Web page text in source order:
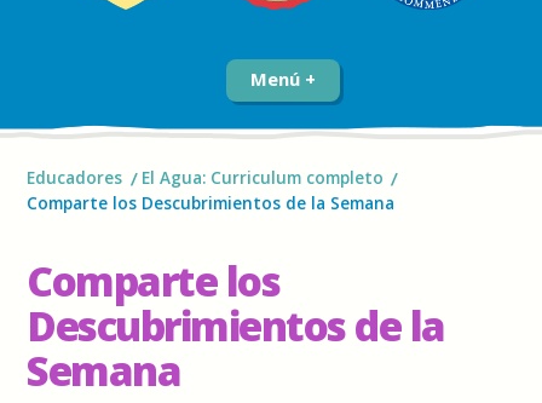
Menú
Educadores
El Agua: Curriculum completo
Comparte los Descubrimientos de la Semana
Comparte los
Descubrimientos de la
Semana